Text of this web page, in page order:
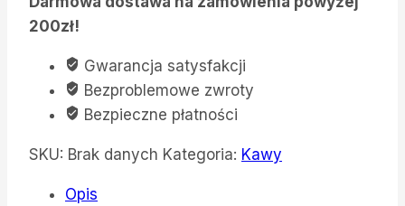
200zł!
Gwarancja satysfakcji
Bezproblemowe zwroty
Bezpieczne płatności
SKU: Brak danych Kategoria: Kawy
Opis